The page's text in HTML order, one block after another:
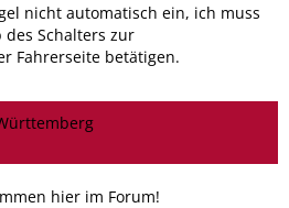
nicht automatisch ein, ich muss
Schalters zur
Fahrerseite betätigen.
hier im Forum!